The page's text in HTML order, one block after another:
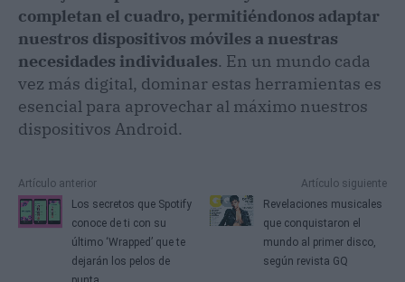
completan el cuadro, permitiéndonos adaptar
nuestros dispositivos móviles a nuestras
necesidades individuales. En un mundo cada
vez más digital, dominar estas herramientas es
esencial para aprovechar al máximo nuestros
dispositivos Android.
Artículo anterior
Los secretos que Spotify
conoce de ti con su
último ‘Wrapped’ que te
dejarán los pelos de
Artículo siguiente
Revelaciones musicales
que conquistaron el
mundo al primer disco,
según revista GQ